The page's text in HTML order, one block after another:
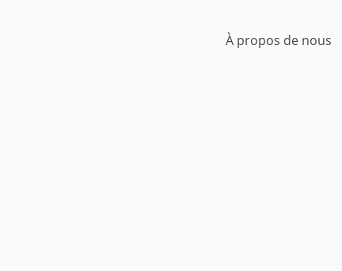
À propos de nous